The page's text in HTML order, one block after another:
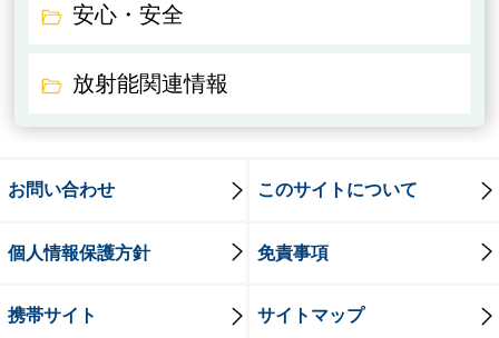
安心・安全
放射能関連情報
お問い合わせ このサイトについて
個人情報保護方針 免責事項
携帯サイト サイトマップ